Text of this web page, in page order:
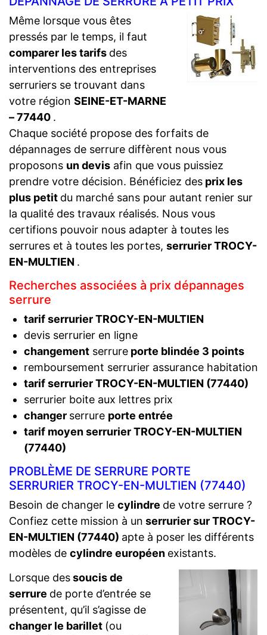
Même lorsque vous êtes
pressés par le temps, il faut
comparer les tarifs des
interventions des entreprises
serruriers se trouvant dans
votre région SEINE-ET-MARNE
– 77440 .
Chaque société propose des forfaits de
dépannages de serrure diffèrent nous vous
proposons un devis afin que vous puissiez
prendre votre décision. Bénéficiez des prix les
plus petit du marché sans pour autant renier sur
la qualité des travaux réalisés. Nous vous
certifions pouvoir nous adapter à toutes les
serrures et à toutes les portes, serrurier TROCY-
EN-MULTIEN .
Recherches associées à prix dépannages
serrure
tarif serrurier TROCY-EN-MULTIEN
devis serrurier en ligne
changementserrureporte blindée 3 points
remboursement serrurier assurance habitation
tarif serrurier TROCY-EN-MULTIEN (77440)
serrurier boite aux lettres prix
changer serrure porte entrée
tarif moyen serrurier TROCY-EN-MULTIEN
(77440)
PROBLÈME DE SERRURE PORTE
SERRURIER TROCY-EN-MULTIEN (77440)
Besoin de changer le cylindre de votre serrure ?
Confiez cette mission à un serrurier sur TROCY-
EN-MULTIEN (77440) apte à poser les différents
modèles de cylindre européen existants.
Lorsque dessoucis de
serrure de porte d’entrée se
présentent, qu’il s’agisse de
changer le barillet (ou